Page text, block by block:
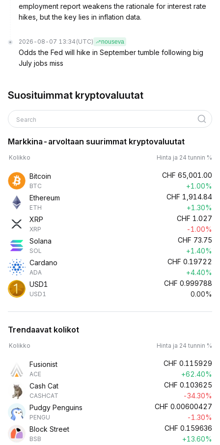
employment report weakens the rationale for interest rate
hikes, but the key lies in inflation data.
2026-08-07 13:34 (UTC) nouseva
Odds the Fed will hike in September tumble following big
July jobs miss
Suosituimmat kryptovaluutat
Search
Markkina-arvoltaan suurimmat kryptovaluutat
Kolikko Hinta ja 24 tunnin %
Bitcoin
BTC
CHF 65,001.00
+1.00%
Ethereum
ETH
CHF 1,914.84
+1.30%
XRP
XRP
CHF 1.027
-1.00%
Solana
SOL
CHF 73.75
+1.40%
Cardano
ADA
CHF 0.19722
+4.40%
USD1
USD1
CHF 0.999788
0.00%
Trendaavat kolikot
Kolikko Hinta ja 24 tunnin %
Fusionist
ACE
CHF 0.115929
+62.40%
Cash Cat
CASHCAT
CHF 0.103625
-34.30%
Pudgy Penguins
PENGU
CHF 0.00600427
-1.30%
Block Street
BSB
CHF 0.159636
+13.60%